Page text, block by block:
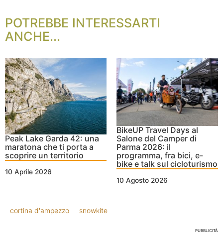
POTREBBE INTERESSARTI
ANCHE...
Peak Lake Garda 42: una
maratona che ti porta a
scoprire un territorio
10 Aprile 2026
BikeUP Travel Days al
Salone del Camper di
Parma 2026: il
programma, fra bici, e-
bike e talk sul cicloturismo
10 Agosto 2026
cortina d'ampezzo snowkite
PUBBLICITÀ